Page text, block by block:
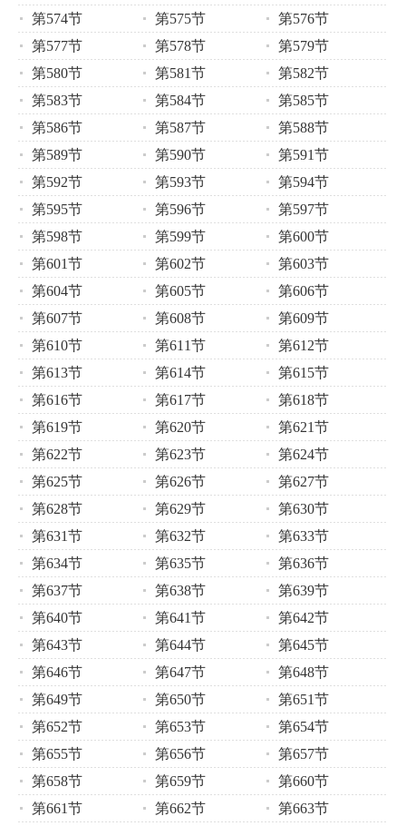
第574节
第575节
第576节
第577节
第578节
第579节
第580节
第581节
第582节
第583节
第584节
第585节
第586节
第587节
第588节
第589节
第590节
第591节
第592节
第593节
第594节
第595节
第596节
第597节
第598节
第599节
第600节
第601节
第602节
第603节
第604节
第605节
第606节
第607节
第608节
第609节
第610节
第611节
第612节
第613节
第614节
第615节
第616节
第617节
第618节
第619节
第620节
第621节
第622节
第623节
第624节
第625节
第626节
第627节
第628节
第629节
第630节
第631节
第632节
第633节
第634节
第635节
第636节
第637节
第638节
第639节
第640节
第641节
第642节
第643节
第644节
第645节
第646节
第647节
第648节
第649节
第650节
第651节
第652节
第653节
第654节
第655节
第656节
第657节
第658节
第659节
第660节
第661节
第662节
第663节